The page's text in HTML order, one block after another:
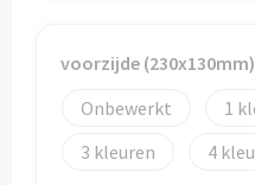
Mappen
Eten & drinken
voorzijde (230x130mm)
Onbewerkt
1
3
4